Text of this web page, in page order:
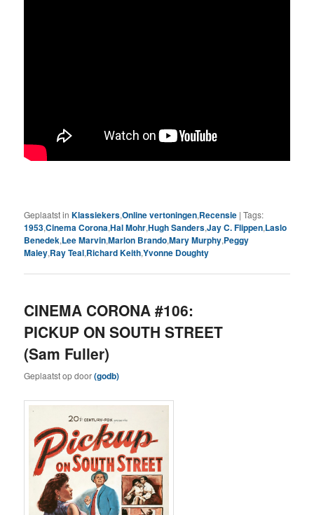
Geplaatst in Klassiekers,Online vertoningen,Recensie |Tags:
1953,Cinema Corona,Hal Mohr,Hugh Sanders,Jay C. Flippen,Laslo
Benedek,Lee Marvin,Marlon Brando,Mary Murphy,Peggy
Maley,Ray Teal,Richard Keith,Yvonne Doughty
CINEMA CORONA #106:
PICKUP ON SOUTH STREET
(Sam Fuller)
Geplaatst opdoor(godb)